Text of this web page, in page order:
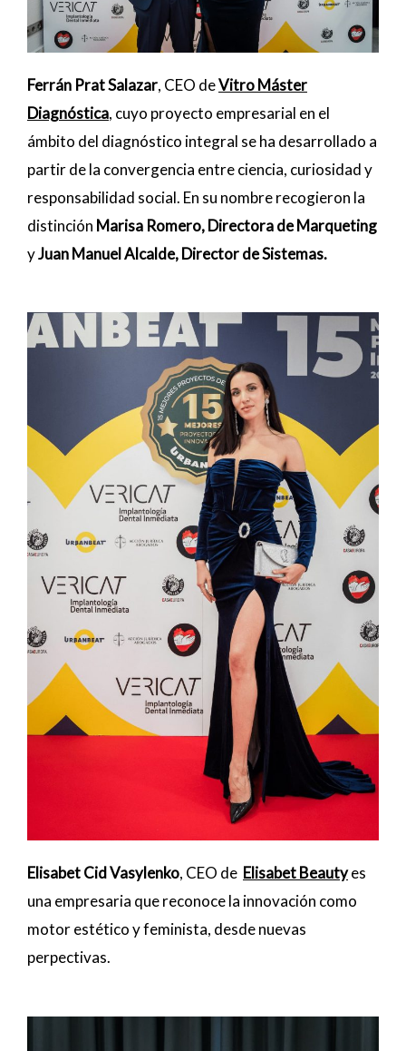
Ferrán Prat Salazar, CEO deVitro Máster
Diagnóstica, cuyo proyecto empresarial en el
ámbito del diagnóstico integral se ha desarrollado a
partir de la convergencia entre ciencia, curiosidad y
responsabilidad social. En su nombre recogieron la
distinción Marisa Romero, Directora de Marqueting
yJuan Manuel Alcalde, Director de Sistemas.
Elisabet Cid Vasylenko, CEO de Elisabet Beautyes
una empresaria que reconoce la innovación como
motor estético y feminista, desde nuevas
perpectivas.